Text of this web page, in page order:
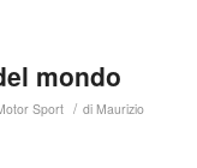
mondo
Sport / di Maurizio